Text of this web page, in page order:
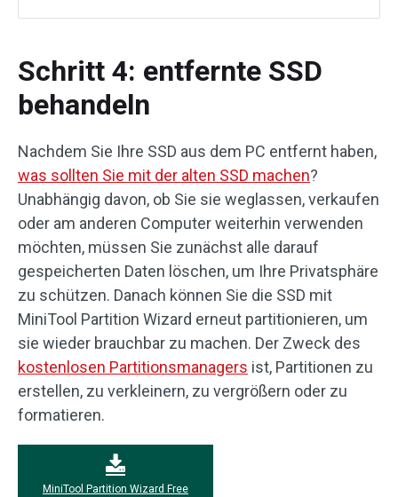
Schritt 4: entfernte SSD
behandeln
Nachdem Sie Ihre SSD aus dem PC entfernt haben,
was sollten Sie mit der alten SSD machen?
Unabhängig davon, ob Sie sie weglassen, verkaufen
oder am anderen Computer weiterhin verwenden
möchten, müssen Sie zunächst alle darauf
gespeicherten Daten löschen, um Ihre Privatsphäre
zu schützen. Danach können Sie die SSD mit
MiniTool Partition Wizard erneut partitionieren, um
sie wieder brauchbar zu machen. Der Zweck des
kostenlosen Partitionsmanagers ist, Partitionen zu
erstellen, zu verkleinern, zu vergrößern oder zu
formatieren.
MiniTool Partition Wizard Free